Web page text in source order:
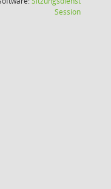
Session(Wird in